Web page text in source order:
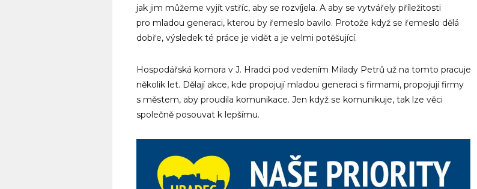
jak jim můžeme vyjít vstříc, aby se rozvíjela. A aby se vytvářely příležitosti
pro mladou generaci, kterou by řemeslo bavilo. Protože když se řemeslo dělá
dobře, výsledek té práce je vidět a je velmi potěšující.
Hospodářská komora v J. Hradci pod vedením Milady Petrů už na tomto pracuje
několik let. Dělají akce, kde propojují mladou generaci s firmami, propojují firmy
s městem, aby proudila komunikace. Jen když se komunikuje, tak lze věci
společně posouvat k lepšímu.